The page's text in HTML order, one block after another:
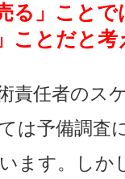
る」こと
ことだと考
責任者のス
は予備調査
ます。しか